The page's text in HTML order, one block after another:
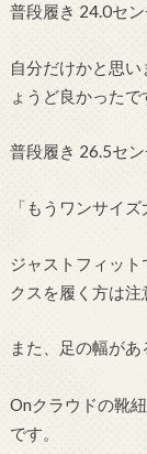
普段履き 24.0セ
自分だけかと思
ょうど良かったで
普段履き 26.5セ
「もうワンサイ
ジャストフィッ
クスを履く方は注
また、足の幅があ
Onクラウドの靴
です。